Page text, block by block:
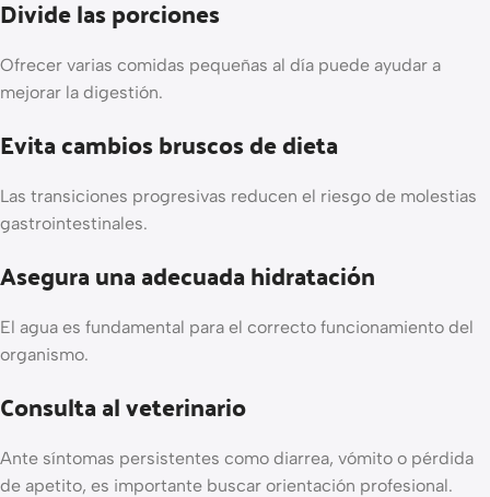
Divide las porciones
Ofrecer varias comidas pequeñas al día puede ayudar a
mejorar la digestión.
Evita cambios bruscos de dieta
Las transiciones progresivas reducen el riesgo de molestias
gastrointestinales.
Asegura una adecuada hidratación
El agua es fundamental para el correcto funcionamiento del
organismo.
Consulta al veterinario
Ante síntomas persistentes como diarrea, vómito o pérdida
de apetito, es importante buscar orientación profesional.